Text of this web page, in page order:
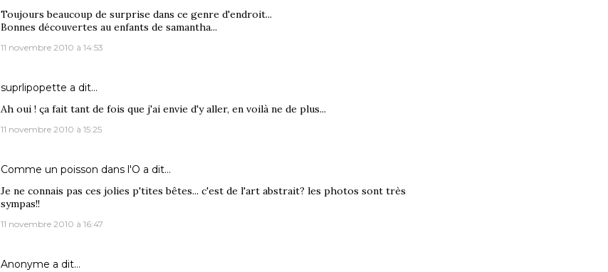
Toujours beaucoup de surprise dans ce genre d'endroit...
Bonnes découvertes au enfants de samantha...
11 novembre 2010 à 14:53
suprlipopette a dit…
Ah oui ! ça fait tant de fois que j'ai envie d'y aller, en voilà ne de plus...
11 novembre 2010 à 15:25
Comme un poisson dans l'O a dit…
Je ne connais pas ces jolies p'tites bêtes... c'est de l'art abstrait? les photos sont très
sympas!!
11 novembre 2010 à 16:47
Anonyme a dit…